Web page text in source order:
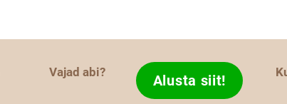
Vajad abi? Alusta siit!